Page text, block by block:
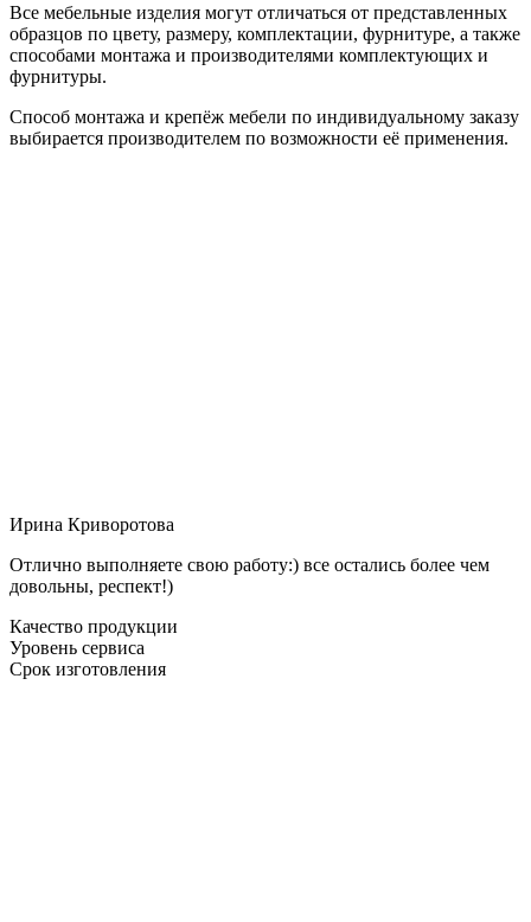
Все мебельные изделия могут отличаться от представленных
образцов по цвету, размеру, комплектации, фурнитуре, а также
способами монтажа и производителями комплектующих и
фурнитуры.
Способ монтажа и крепёж мебели по индивидуальному заказу
выбирается производителем по возможности её применения.
Ирина Криворотова
Отлично выполняете свою работу:) все остались более чем
довольны, респект!)
Качество продукции
Уровень сервиса
Срок изготовления